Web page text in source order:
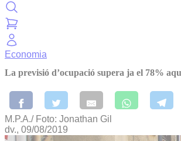
Economia
La previsió d’ocupació supera ja el 78%
M.P.A./ Foto: Jonathan Gil
dv., 09/08/2019